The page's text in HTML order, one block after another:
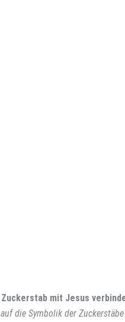
mit Jesus
die Symbolik der